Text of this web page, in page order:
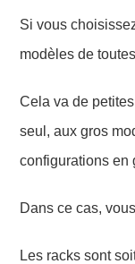
Si vous
modèlesde
Cela va de
seul, aux gros
configurationsen
Dans ce cas, vous
Les rackssont